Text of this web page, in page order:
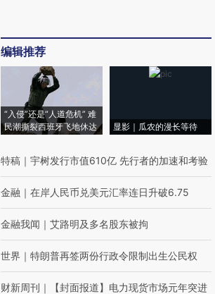
编辑推荐
“入侵”还是“人道危机” 难
民潮撕裂西班牙飞地休达
显影｜瓜农的漫长等待
特稿 ｜ 宇树发行市值610亿 先行者的加速和考验
金融 ｜ 在岸人民币兑美元汇率连日升破6.75
金融我闻 ｜ 艾路明及多名股东被拘
世界 ｜ 特朗普再签两份行政令限制出生公民权
财新周刊 ｜ 【封面报道】电力现货市场元年突进